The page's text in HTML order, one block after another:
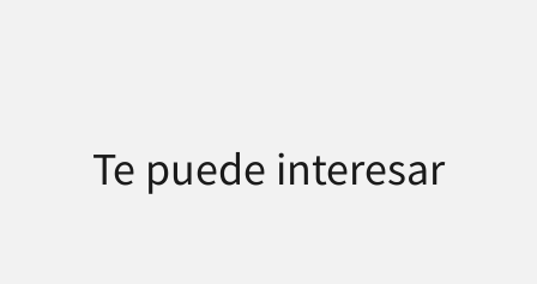
Te puede interesar